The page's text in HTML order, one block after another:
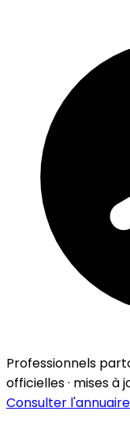
Professionnels
officielles · mises à
Consulter l'annuaire